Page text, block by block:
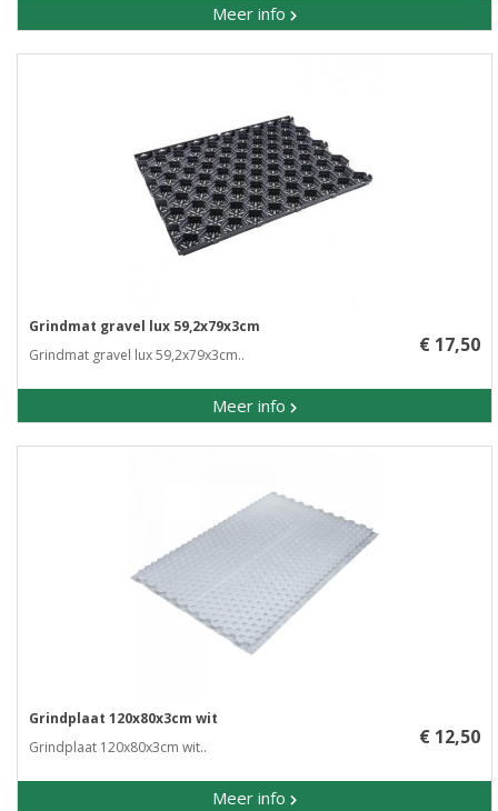
Meer info
Grindmat gravel lux 59,2x79x3cm
Grindmat gravel lux 59,2x79x3cm..
Meer info
€ 17,50
Grindplaat 120x80x3cm wit
Grindplaat 120x80x3cm wit..
Meer info
€ 12,50